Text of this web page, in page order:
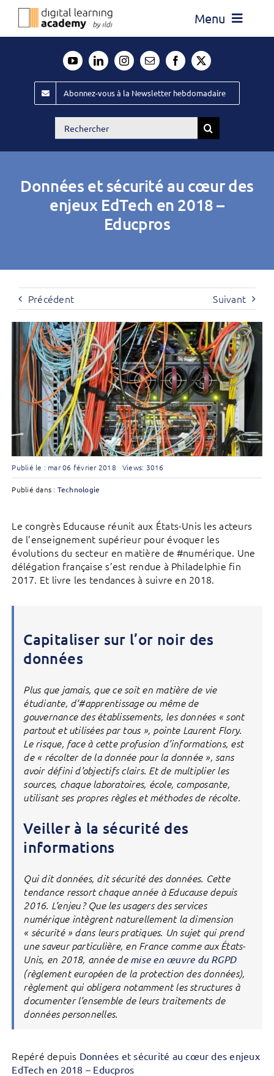
Passer
Menu
Évènements ILDI
Offres d’emploi
Publiez
Abonnez-vous à la Newsletter hebdomadaire
Rechercher:
Données et sécurité au cœur des
enjeux EdTech en 2018 –
Educpros
Précédent Suivant
Publié le : mar 06 février 2018 Views: 3016
Publié dans : Technologie
Le congrès Educause réunit aux États-Unis les acteurs
de l’enseignement supérieur pour évoquer les
évolutions du secteur en matière de #numérique. Une
délégation française s’est rendue à Philadelphie fin
2017. Et livre les tendances à suivre en 2018.
Capitaliser sur l’or noir des
données
Plus que jamais, que ce soit en matière de vie
étudiante, d’#apprentissage ou même de
gouvernance des établissements, les données « sont
partout et utilisées par tous », pointe Laurent Flory.
Le risque, face à cette profusion d’informations, est
de « récolter de la donnée pour la donnée », sans
avoir défini d’objectifs clairs. Et de multiplier les
sources, chaque laboratoires, école, composante,
utilisant ses propres règles et méthodes de récolte.
Veiller à la sécurité des
informations
Qui dit données, dit sécurité des données. Cette
tendance ressort chaque année à Educause depuis
2016. L’enjeu ? Que les usagers des services
numérique intègrent naturellement la dimension
« sécurité » dans leurs pratiques. Un sujet qui prend
une saveur particulière, en France comme aux États-
Unis, en 2018, année de mise en œuvre du RGPD
(règlement européen de la protection des données),
règlement qui obligera notamment les structures à
documenter l’ensemble de leurs traitements de
données personnelles.
Repéré depuis Données et sécurité au cœur des enjeux
EdTech en 2018 – Educpros